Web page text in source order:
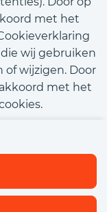
met het
wij gebruiken
of wijzigen. Door
akkoord met het